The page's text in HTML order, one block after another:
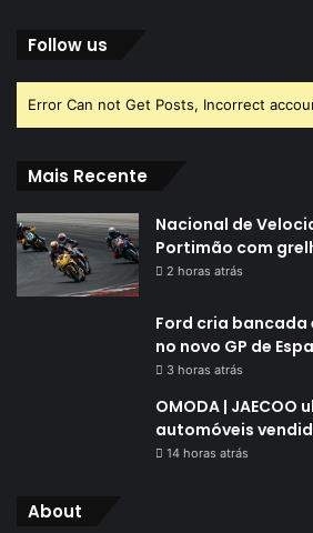
Follow us
Error Can not Get Posts, Incorrect
Mais Recente
Nacional de
Portimão com
2 horas atrás
Ford cria bancada
no novo GP de
3 horas atrás
OMODA |
automóveis
14 horas atrás
About